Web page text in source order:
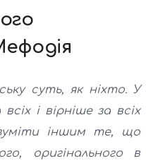
суть, як ніхто. У
і вірніше за всіх
іншим те, що
оригінального в